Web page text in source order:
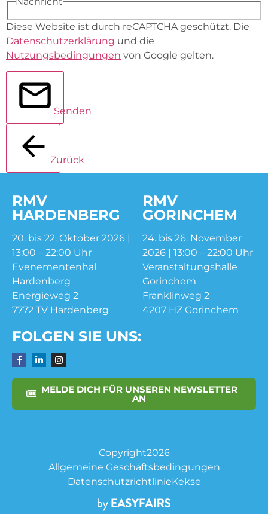
Diese Website ist durch reCAPTCHA geschützt. Die
Datenschutzerklärung und die
Nutzungsbedingungen von Google gelten.
Senden
Zurück
RMV
HARDENBERG
20. bis 22. Oktober 2026 |
13:00 – 22:00 Uhr
Evenementenhal
Hardenberg
Energieweg 2
7772 TV Hardenberg
RMV
GORINCHEM
24. bis 26. November
2026 | 13:00 – 22:00 Uhr
Veranstaltungshalle
Gorinchem
Franklinweg 2
4207 HZ Gorinchem
FOLGEN SIE UNS:
MELDE DICH FÜR UNSEREN NEWSLETTER
AN
Copyright2026
Allgemeine Geschäftsbedingungen
DatenschutzrichtlinieKekse